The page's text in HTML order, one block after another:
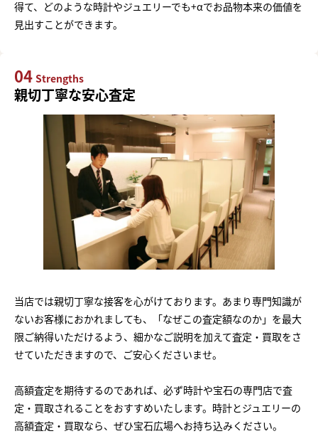
得て、どのような時計やジュエリーでも+αでお品物本来の価値を
見出すことができます。
04 Strengths
親切丁寧な安心査定
当店では親切丁寧な接客を心がけております。あまり専門知識が
ないお客様におかれましても、「なぜこの査定額なのか」を最大
限ご納得いただけるよう、細かなご説明を加えて査定・買取をさ
せていただきますので、ご安心くださいませ。
高額査定を期待するのであれば、必ず時計や宝石の専門店で査
定・買取されることをおすすめいたします。時計とジュエリーの
高額査定・買取なら、ぜひ宝石広場へお持ち込みください。